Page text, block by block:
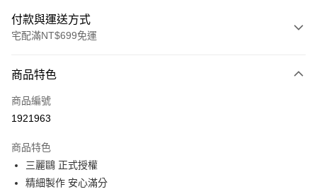
付款與運送方式
宅配滿NT$699免運
信用卡一次付款
LINE Pay
街口支付
悠遊付
商品特色
商品編號
1921963
商品特色
三麗鷗 正式授權
精細製作 安心滿分